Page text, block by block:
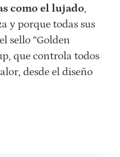
como el lujado,
y porque todas sus
sello “Golden
que controla todos
desde el diseño